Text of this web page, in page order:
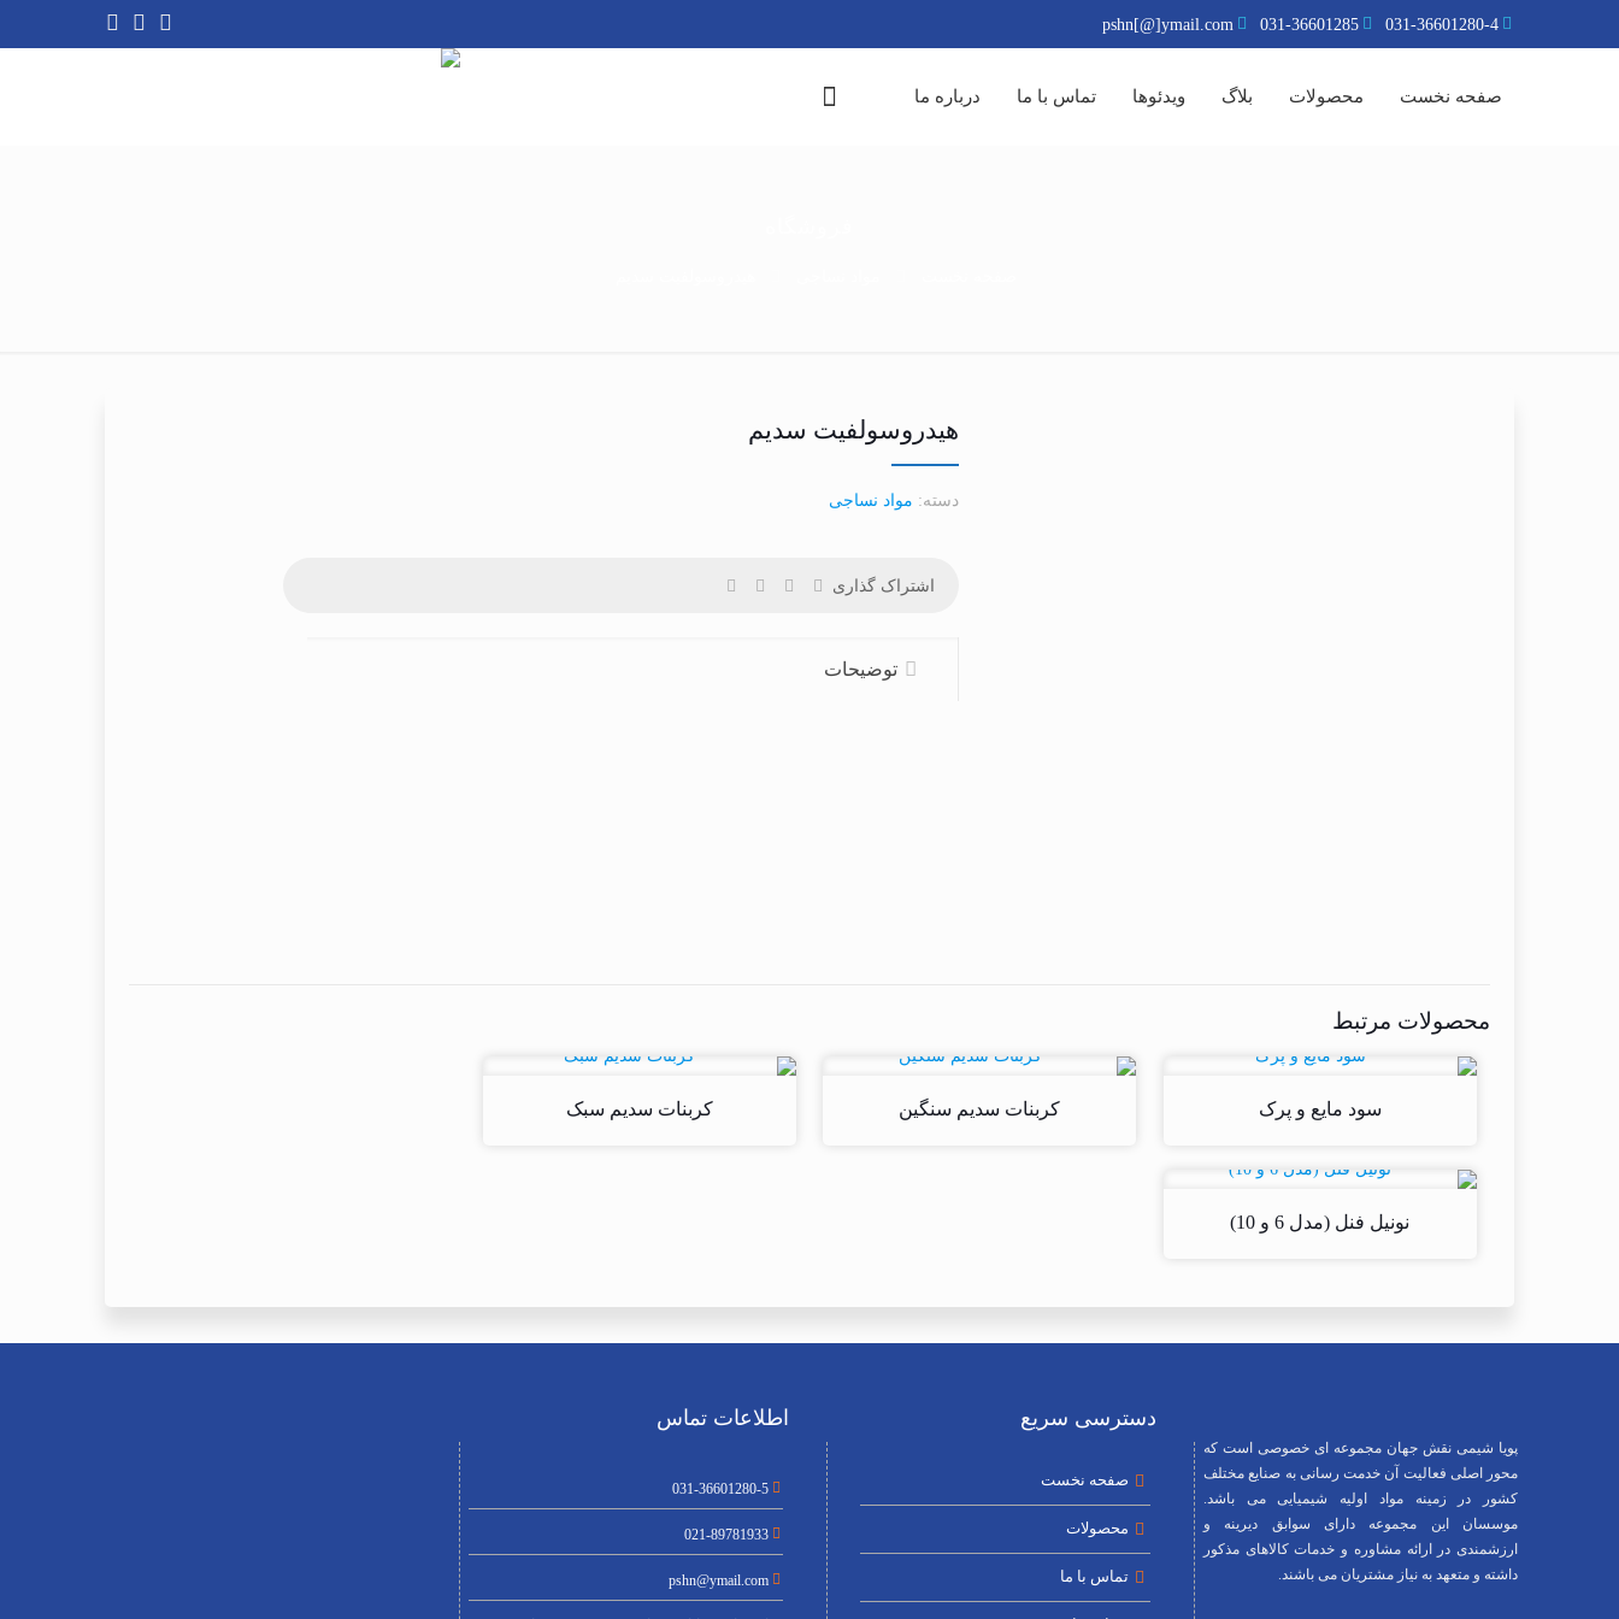
031-36601280-4
031-36601285
pshn[@]ymail.com
صفحه نخست محصولات بلاگ ویدئوها تماس با ما درباره ما
هیدروسولفیت سدیم
دسته: مواد نساجی
اشتراک گذاری
توضیحات
محصولات مرتبط
سود مایع و پرک کربنات سدیم سنگین کربنات سدیم سبک
نونیل فنل (مدل 6 و 10)
پویا شیمی نقش جهان مجموعه ای خصوصی است که
محور اصلی فعالیت آن خدمت رسانی به صنایع مختلف
کشور در زمینه مواد اولیه شیمیایی می باشد.
موسسان این مجموعه دارای سوابق دیرینه و
ارزشمندی در ارائه مشاوره و خدمات کالاهای مذکور
داشته و متعهد به نیاز مشتریان می باشند.
دسترسی سریع
صفحه نخست
محصولات
تماس با ما
اطلاعات تماس
031-36601280-5
021-89781933
pshn@ymail.com